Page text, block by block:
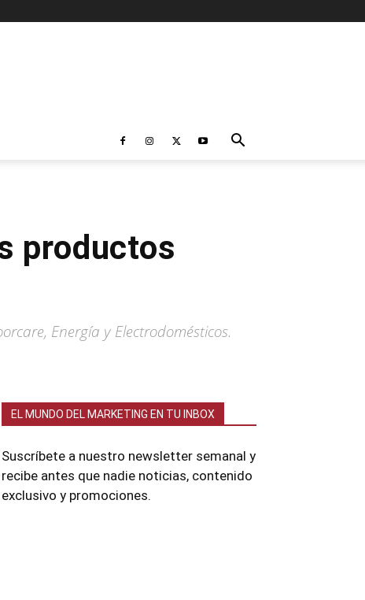
productos
Energía y Electrodomésticos.
EL MUNDO DEL MARKETING EN TU INBOX
Suscríbete a nuestro newsletter semanal y
recibe antes que nadie noticias, contenido
exclusivo y promociones.